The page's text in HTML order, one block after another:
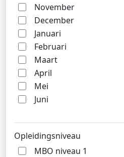
November
December
Januari
Februari
Maart
April
Mei
Juni
Opleidingsniveau
MBO niveau 1